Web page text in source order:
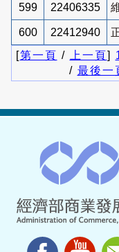
599 22406335
600 22412940
[第一頁 / 上一頁]
/ 最後一